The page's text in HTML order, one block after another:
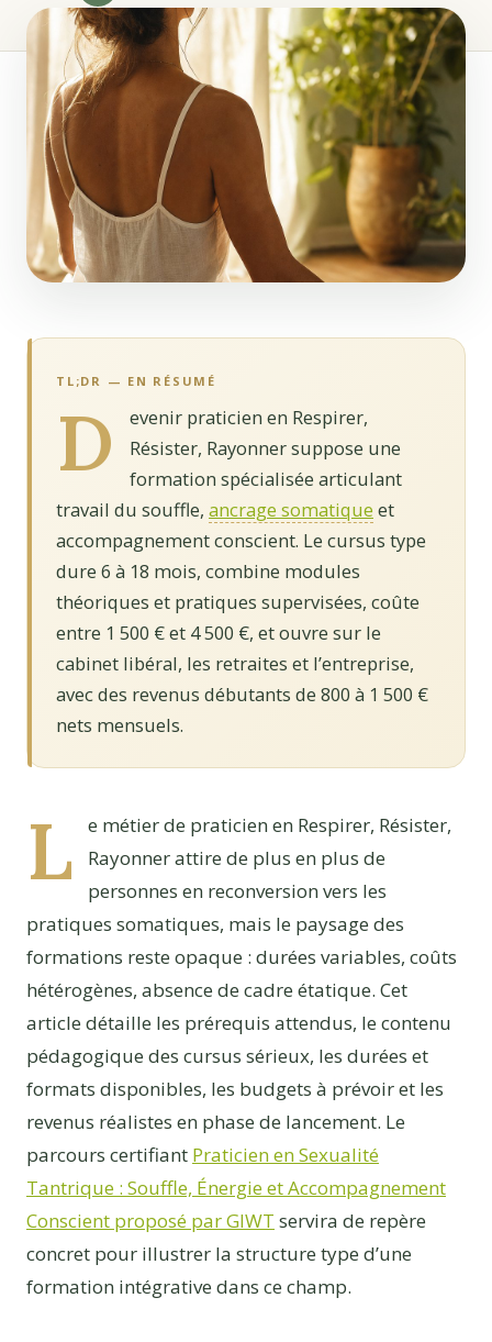
TL;DR — EN RÉSUMÉ
D
evenir praticien en Respirer,
Résister, Rayonner suppose une
formation spécialisée articulant
travail du souffle, ancrage somatique et
accompagnement conscient. Le cursus type
dure 6 à 18 mois, combine modules
théoriques et pratiques supervisées, coûte
entre 1 500 € et 4 500 €, et ouvre sur le
cabinet libéral, les retraites et l’entreprise,
avec des revenus débutants de 800 à 1 500 €
nets mensuels.
L
e métier de praticien en Respirer, Résister,
Rayonner attire de plus en plus de
personnes en reconversion vers les
pratiques somatiques, mais le paysage des
formations reste opaque : durées variables, coûts
hétérogènes, absence de cadre étatique. Cet
article détaille les prérequis attendus, le contenu
pédagogique des cursus sérieux, les durées et
formats disponibles, les budgets à prévoir et les
revenus réalistes en phase de lancement. Le
parcours certifiant Praticien en Sexualité
Tantrique : Souffle, Énergie et Accompagnement
Conscient proposé par GIWT servira de repère
concret pour illustrer la structure type d’une
formation intégrative dans ce champ.